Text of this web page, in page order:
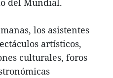
del Mundial.
los asistentes
artísticos,
culturales, foros